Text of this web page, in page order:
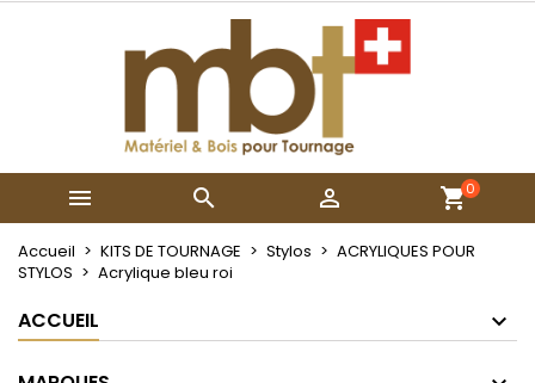
   0
Accueil KITS DE TOURNAGE Stylos
ACRYLIQUES POUR
STYLOS
Acrylique bleu roi
ACCUEIL
Mes listes
Créer une nouvelle liste
Créer une liste d'envies
Connexion
Vous devez être connecté pour ajouter des produits
à votre liste d'envies.
Annuler Connexion